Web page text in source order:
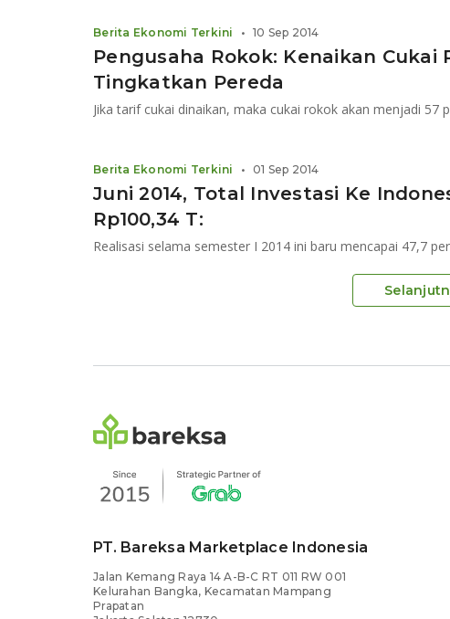
Pengusaha Rokok: Kenaikan Cukai
Tingkatkan Pereda
Jika tarif cukai dinaikan, maka cukai rokok akan menjadi 57
Berita Ekonomi Terkini • 10 Sep 2014
Juni 2014, Total Investasi Ke
Rp100,34 T:
Realisasi selama semester I 2014 ini baru mencapai 47,7
Berita Ekonomi Terkini • 01 Sep 2014
PT. Bareksa Marketplace Indonesia
Jalan Kemang Raya 14 A-B-C RT 011 RW 001
Kelurahan Bangka, Kecamatan Mampang
Prapatan